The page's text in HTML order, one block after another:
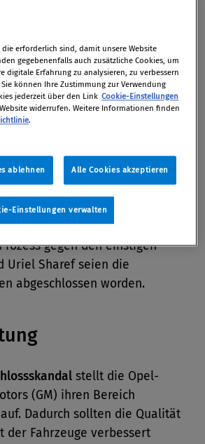
der Pleite derInternetfirma
Prozess. Elf Angeklagte
wegen Untreue, Bilanzfälschung
des
Korruptionsskandals bei
dem Abschluss, so das
gegen den einstigen
Uriel Sharef seien die
abgeschlossen worden.
stellt die Opel-
(GM) ihren Bereich
Dadurch sollten die Qualität
der Fahrzeuge verbessert
die erforderlich sind, damit unsere Website
gegebenenfalls auch zusätzliche Cookies, um
digitale Erfahrung zu analysieren, zu verbessern
können Ihre Zustimmung zur Verwendung
jederzeit über den Link Cookie-Einstellungen
widerrufen. Weitere Informationen finden
.
ablehnen Alle Cookies akzeptieren
Einstellungen verwalten